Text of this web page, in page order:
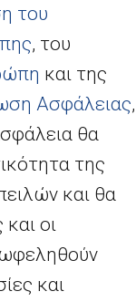
του
, του
και της
Ασφάλειας,
θα
της
και θα
και οι
και